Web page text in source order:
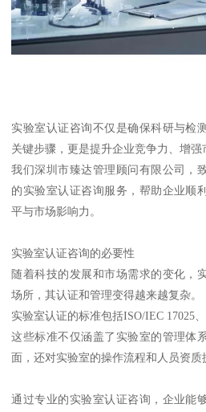
实验室认证咨询不仅是确保科研与检
关键步骤，更是提升企业竞争力、增强
我们深圳市臻达管理顾问有限公司，
的实验室认证咨询服务，帮助企业顺
平与市场影响力。
实验室认证咨询的必要性
随着科技的发展和市场需求的变化，
场所，其认证和管理变得越来越复杂。
实验室认证的标准包括ISO/IEC 17025、
这些标准不仅涵盖了实验室的管理体
面，还对实验室的操作流程和人员资质
通过专业的实验室认证咨询，企业能